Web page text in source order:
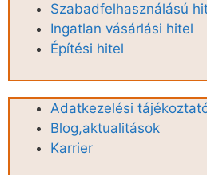
Szabadfelhasználású
Ingatlan vásárlási hitel
Építési hitel
Adatkezelési
Blog,aktualitások
Karrier